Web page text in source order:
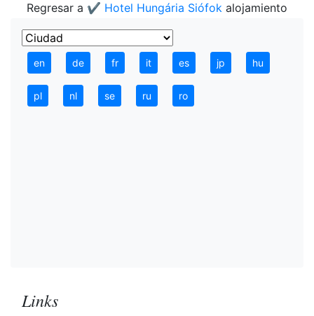
Regresar a ✔️ Hotel Hungária Siófok alojamiento
en de fr it es jp hu
pl nl se ru ro
Links